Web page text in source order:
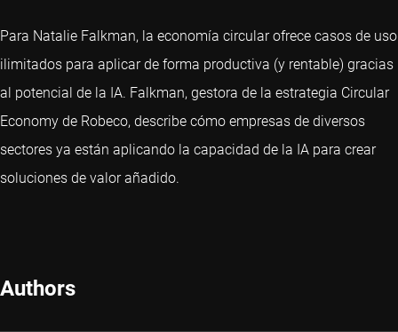
Para Natalie Falkman, la economía circular ofrece casos de uso
ilimitados para aplicar de forma productiva (y rentable) gracias
al potencial de la IA. Falkman, gestora de la estrategia Circular
Economy de Robeco, describe cómo empresas de diversos
sectores ya están aplicando la capacidad de la IA para crear
soluciones de valor añadido.
Authors